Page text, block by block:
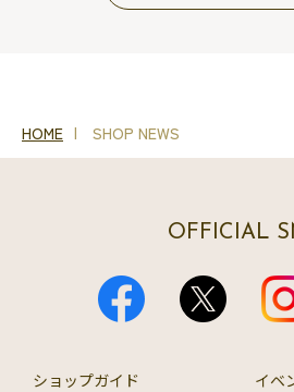
HOME SHOP NEWS
OFFICIAL
ショップガイド イベ